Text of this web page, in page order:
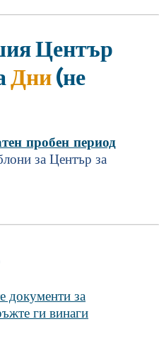
Център
Дни(не
пробен период
за Център за
документи за
ги винаги